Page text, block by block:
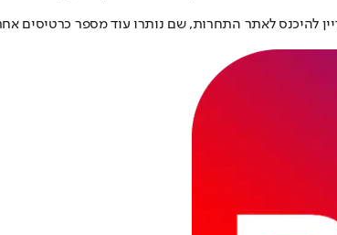
לאתר התחרות, שם נותרו עוד מספר כרטיסים אחרונים, זאת לאחר